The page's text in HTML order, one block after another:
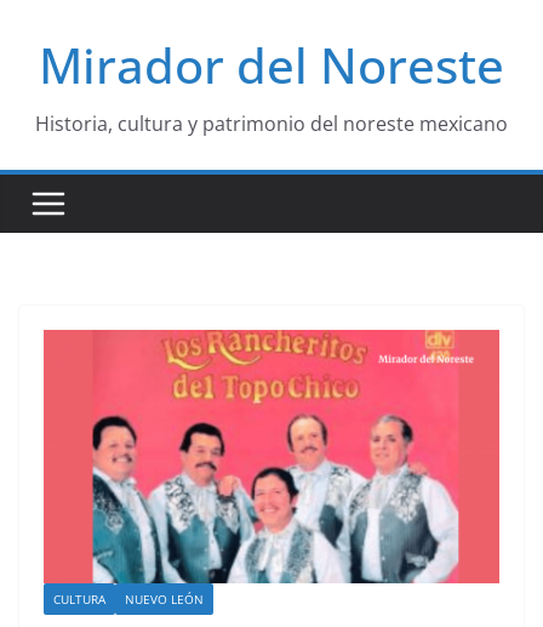
contenido
Mirador del Noreste
Historia, cultura y patrimonio del noreste mexicano
CULTURA NUEVO LEÓN